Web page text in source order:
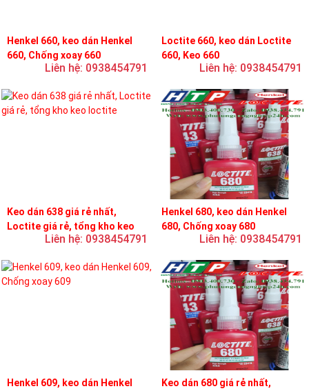
Henkel 660, keo dán Henkel
660, Chống xoay 660
Liên hệ: 0938454791
Loctite 660, keo dán Loctite
660, Keo 660
Liên hệ: 0938454791
Keo dán 638 giá rẻ nhất,
Loctite giá rẻ, tổng kho keo
Liên hệ: 0938454791
Henkel 680, keo dán Henkel
680, Chống xoay 680
Liên hệ: 0938454791
Henkel 609, keo dán Henkel
Keo dán 680 giá rẻ nhất,